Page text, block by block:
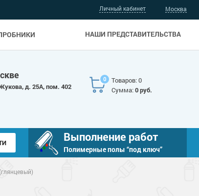
Личный кабинет
НАШИ ПРЕДСТАВИТЕЛЬСТВА
Москва
д. 25А, пом. 402
0
Товаров: 0
Сумма:0 руб.
Выполнение работ
Полимерные полы “под ключ”